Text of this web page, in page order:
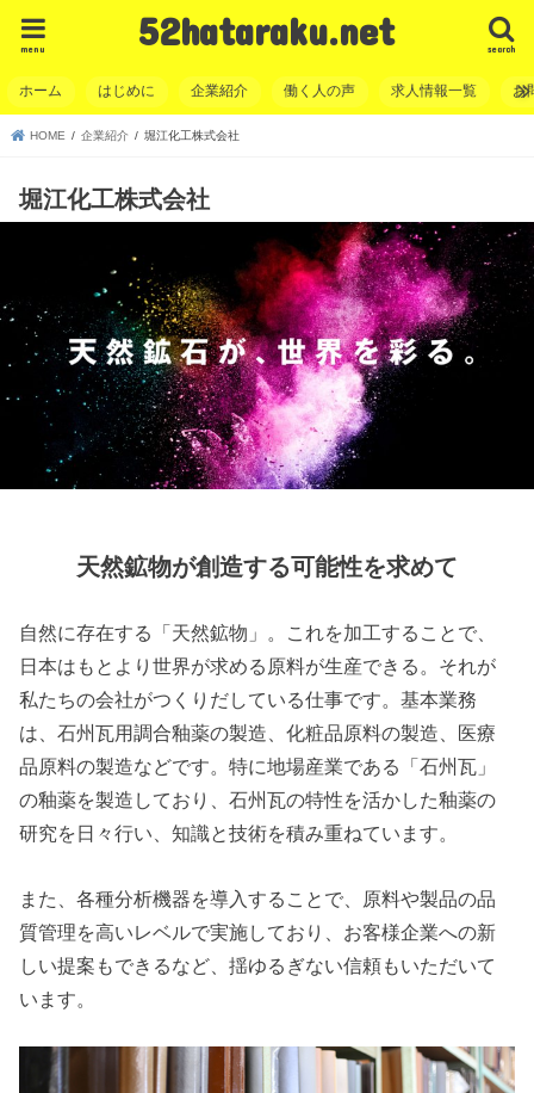
52hataraku.net search
menu
ホーム はじめに 企業紹介 働く人の声 求人情報一覧 お
HOME 企業紹介 堀江化工株式会社
堀江化工株式会社
天然鉱物が創造する可能性を求めて
自然に存在する「天然鉱物」。これを加工することで、
日本はもとより世界が求める原料が生産できる。それが
私たちの会社がつくりだしている仕事です。基本業務
は、石州瓦用調合釉薬の製造、化粧品原料の製造、医療
品原料の製造などです。特に地場産業である「石州瓦」
の釉薬を製造しており、石州瓦の特性を活かした釉薬の
研究を日々行い、知識と技術を積み重ねています。
また、各種分析機器を導入することで、原料や製品の品
質管理を高いレベルで実施しており、お客様企業への新
しい提案もできるなど、揺ゆるぎない信頼もいただいて
います。